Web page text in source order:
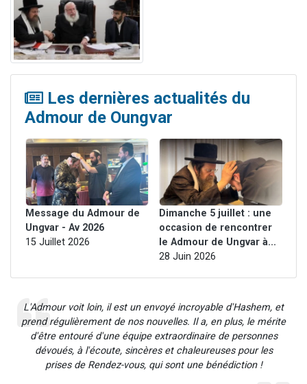
Les dernières actualités du
Admour de Oungvar
Message du Admour de
Ungvar - Av 2026
15 Juillet 2026
Dimanche 5 juillet : une
occasion de rencontrer
le Admour de Ungvar à...
28 Juin 2026
L'Admour voit loin, il est un envoyé incroyable d'Hashem, et
prend régulièrement de nos nouvelles. Il a, en plus, le mérite
d'être entouré d'une équipe extraordinaire de personnes
dévoués, à l'écoute, sincères et chaleureuses pour les
prises de Rendez-vous, qui sont une bénédiction !